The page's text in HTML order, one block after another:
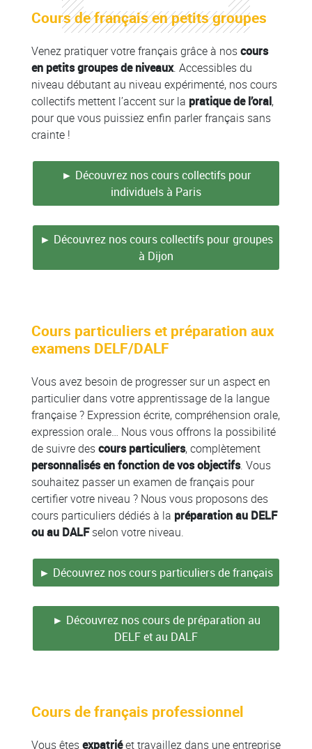
Colonne
Colonne
Cours de français en petits groupes
Venez pratiquer votre français grâce à noscours
en petits groupes de niveaux. Accessibles du
niveau débutant au niveau expérimenté, nos cours
collectifs mettent l’accent sur la pratique de l’oral,
pour que vous puissiez enfin parler français sans
crainte !
► Découvrez nos cours collectifs pour
individuels à Paris
► Découvrez nos cours collectifs pour groupes
à Dijon
Cours particuliers et préparation aux
examens DELF/DALF
Vous avez besoin de progresser sur un aspect en
particulier dans votre apprentissage de la langue
française ? Expression écrite, compréhension orale,
expression orale… Nous vous offrons la possibilité
de suivre descours particuliers, complètement
personnalisés en fonction de vos objectifs. Vous
souhaitez passer un examen de français pour
certifier votre niveau ? Nous vous proposons des
cours particuliers dédiés à la préparation au DELF
ou au DALFselon votre niveau.
► Découvrez nos cours particuliers de français
► Découvrez nos cours de préparation au
DELF et au DALF
Cours de français professionnel
Vous êtesexpatriéet travaillez dans une entreprise